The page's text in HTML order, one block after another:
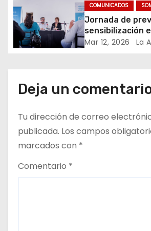
t
r
a
a
s
COMUNICADOS
Jornada de
sensibilización
Mar 12, 2026 La
Deja un
Tu dirección de correo
publicada. Los campos
marcados con *
Comentario *